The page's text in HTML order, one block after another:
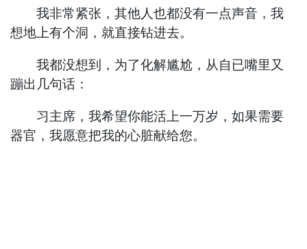
我非常紧张，其他人也都没有一点声音，我
想地上有个洞，就直接钻进去。
我都没想到，为了化解尴尬，从自已嘴里又
蹦出几句话：
习主席，我希望你能活上一万岁，如果需要
器官，我愿意把我的心脏献给您。